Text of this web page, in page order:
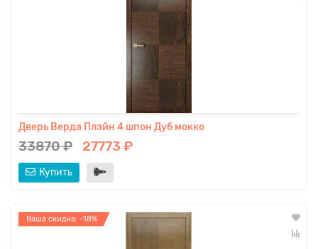
Дверь Верда Плэйн 4 шпон Дуб мокко
33870 ₽ 27773 ₽
Купить
Ваша скидка: -18%